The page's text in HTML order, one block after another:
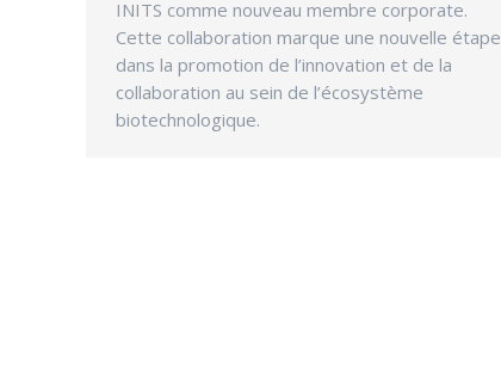
INITS comme nouveau membre corporate.
Cette collaboration marque une nouvelle étape
dans la promotion de l’innovation et de la
collaboration au sein de l’écosystème
biotechnologique.